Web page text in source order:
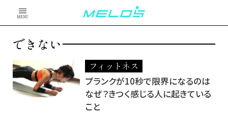
MENU
できない
フィットネス
プランクが10秒で限界になるのは
なぜ？きつく感じる人に起きている
こと